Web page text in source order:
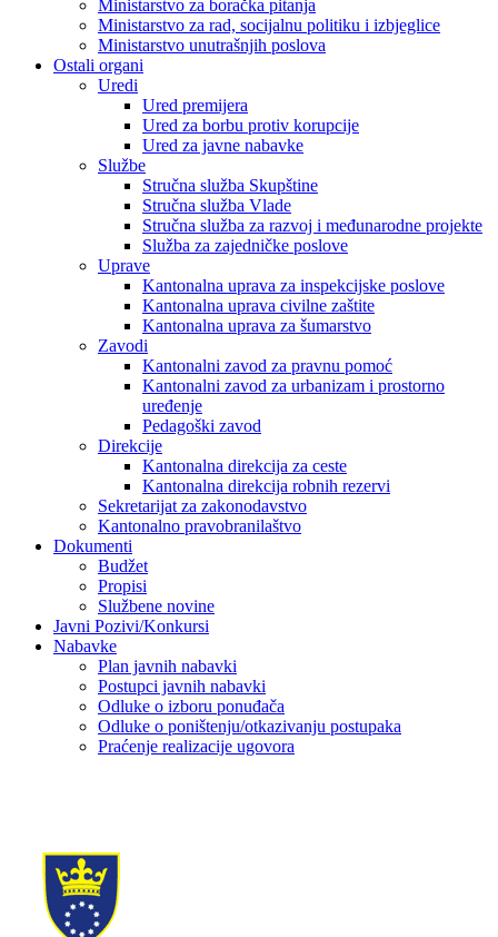
Ministarstvo za boračka pitanja
Ministarstvo za rad, socijalnu politiku i izbjeglice
Ministarstvo unutrašnjih poslova
Ostali organi
Uredi
Ured premijera
Ured za borbu protiv korupcije
Ured za javne nabavke
Službe
Stručna služba Skupštine
Stručna služba Vlade
Stručna služba za razvoj i međunarodne projekte
Služba za zajedničke poslove
Uprave
Kantonalna uprava za inspekcijske poslove
Kantonalna uprava civilne zaštite
Kantonalna uprava za šumarstvo
Zavodi
Kantonalni zavod za pravnu pomoć
Kantonalni zavod za urbanizam i prostorno
uređenje
Pedagoški zavod
Direkcije
Kantonalna direkcija za ceste
Kantonalna direkcija robnih rezervi
Sekretarijat za zakonodavstvo
Kantonalno pravobranilaštvo
Dokumenti
Budžet
Propisi
Službene novine
Javni Pozivi/Konkursi
Nabavke
Plan javnih nabavki
Postupci javnih nabavki
Odluke o izboru ponuđača
Odluke o poništenju/otkazivanju postupaka
Praćenje realizacije ugovora